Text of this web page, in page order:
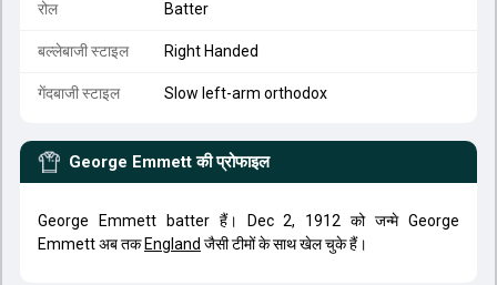
रोल Batter
बल्लेबाजी स्टाइल Right Handed
गेंदबाजी स्टाइल Slow left-arm orthodox
George Emmett की प्रोफाइल
George Emmett batter हैं। Dec 2, 1912 को जन्मे George
Emmett अब तक England जैसी टीमों के साथ खेल चुके हैं।